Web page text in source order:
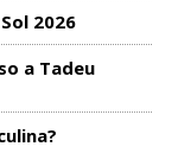
2026
a Tadeu